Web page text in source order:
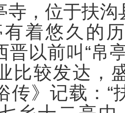
寺，位于扶
有着悠久的
晋以前叫“帛
比较发达，
传》记载：